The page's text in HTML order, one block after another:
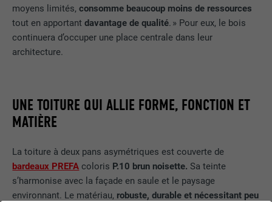
moyens limités,consomme beaucoup moins de ressources
tout en apportantdavantage de qualité. » Pour eux, le bois
continuera d’occuper une place centrale dans leur
architecture.
UNE TOITURE QUI ALLIE FORME, FONCTION ET
MATIÈRE
La toiture à deux pans asymétriques est couverte de
bardeaux PREFA coloris P.10 brun noisette. Sa teinte
s’harmonise avec la façade en saule et le paysage
environnant. Le matériau, robuste, durable et nécessitant peu